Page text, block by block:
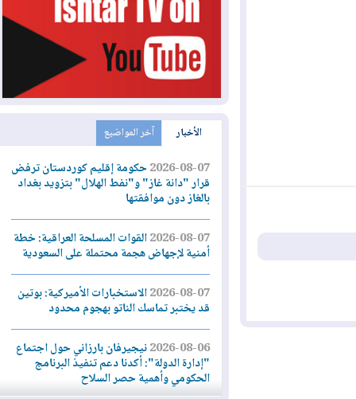
الأخبار آخر المواضيع
2026-08-07حكومة إقليم كوردستان ترفض
قرار "دانة غاز" و"نفط الهلال" بتزويد بغداد
بالغاز دون موافقتها
2026-08-07القوات المسلحة العراقية: خطة
أمنية لإجهاض هجمة محتملة على السعودية
2026-08-07الاستخبارات الأميركية: بوتين
قد يختبر تماسك الناتو بهجوم محدود
2026-08-06نيجيرفان بارزاني حول اجتماع
"إدارة الدولة": أكدنا دعم تنفيذ البرنامج
الحكومي وأهمية حصر السلاح